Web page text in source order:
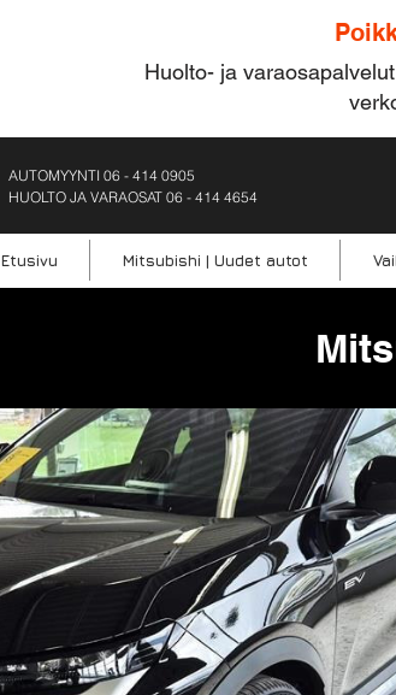
Huolto- ja
AUTOMYYNTI 06 - 414 0905
HUOLTO JA VARAOSAT 06 - 414 4654
Etusivu Mitsubishi | Uudet autot